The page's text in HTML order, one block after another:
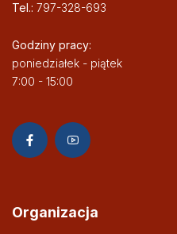
Tel.: 797-328-693
Godziny pracy:
poniedziałek - piątek
7:00 - 15:00
Organizacja